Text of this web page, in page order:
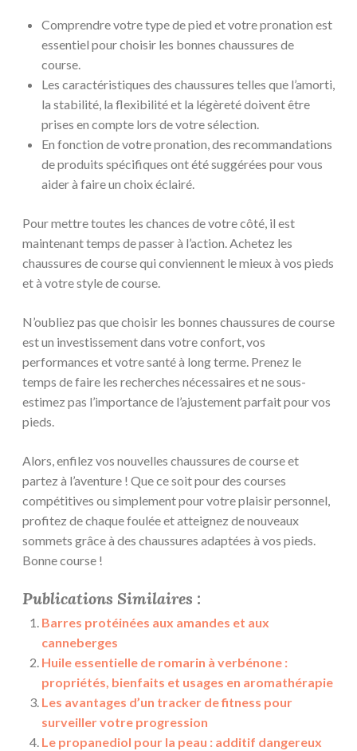
Comprendre votre type de pied et votre pronation est
essentiel pour choisir les bonnes chaussures de
course.
Les caractéristiques des chaussures telles que l’amorti,
la stabilité, la flexibilité et la légèreté doivent être
prises en compte lors de votre sélection.
En fonction de votre pronation, des recommandations
de produits spécifiques ont été suggérées pour vous
aider à faire un choix éclairé.
Pour mettre toutes les chances de votre côté, il est
maintenant temps de passer à l’action. Achetez les
chaussures de course qui conviennent le mieux à vos pieds
et à votre style de course.
N’oubliez pas que choisir les bonnes chaussures de course
est un investissement dans votre confort, vos
performances et votre santé à long terme. Prenez le
temps de faire les recherches nécessaires et ne sous-
estimez pas l’importance de l’ajustement parfait pour vos
pieds.
Alors, enfilez vos nouvelles chaussures de course et
partez à l’aventure ! Que ce soit pour des courses
compétitives ou simplement pour votre plaisir personnel,
profitez de chaque foulée et atteignez de nouveaux
sommets grâce à des chaussures adaptées à vos pieds.
Bonne course !
Publications Similaires :
Barres protéinées aux amandes et aux
canneberges
Huile essentielle de romarin à verbénone :
propriétés, bienfaits et usages en aromathérapie
Les avantages d’un tracker de fitness pour
surveiller votre progression
Le propanediol pour la peau : additif dangereux